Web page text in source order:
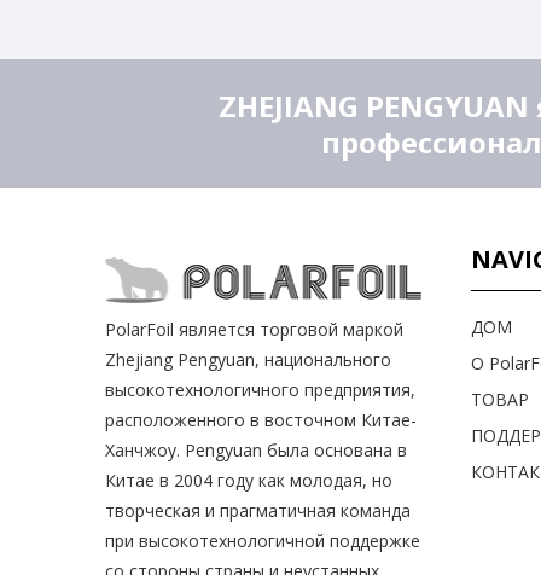
ZHEJIANG
PolarFoil является торговой маркой
Zhejiang Pengyuan, национального
высокотехнологичного предприятия,
расположенного в восточном Китае-
Ханчжоу. Pengyuan была основана в
Китае в 2004 году как молодая, но
творческая и прагматичная команда
при высокотехнологичной поддержке
ДОМ
О
ТОВАР